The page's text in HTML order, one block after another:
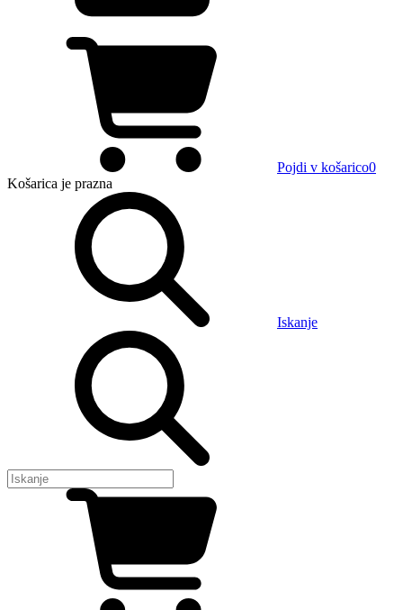
Pojdi v košarico0
Košarica je prazna
Iskanje